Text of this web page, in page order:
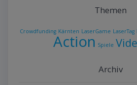
Themen
Crowdfunding Kärnten LaserGame LaserTag
Action Spiele
Archiv